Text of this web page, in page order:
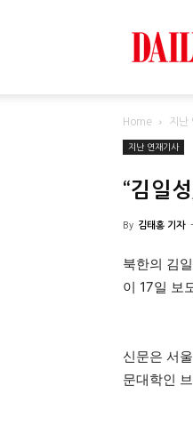
Home 지난
지난 연재기사
“김일
By 김태홍 기자 -
북한의 김
이 17일 보
신문은 서
문대학인